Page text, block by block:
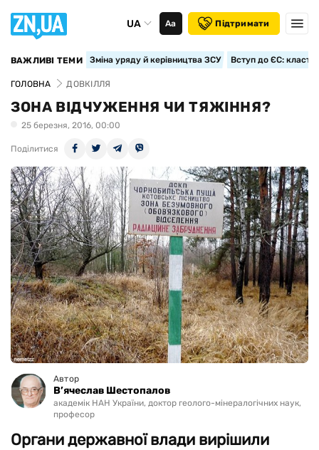
UA Аа Підтримати
ВАЖЛИВІ ТЕМИ Зміна уряду й керівництва ЗСУ Вступ до ЄС:
ГОЛОВНА ДОВКІЛЛЯ
ЗОНА ВІДЧУЖЕННЯ ЧИ ТЯЖІННЯ?
25 березня, 2016, 00:00
Поділитися
Автор
В’ячеслав Шестопалов
академік НАН України, доктор геолого-мінералогічних наук,
професор
Органи державної влади вирішили